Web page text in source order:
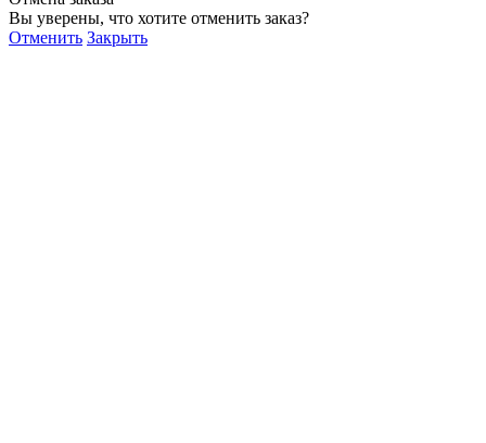
Вы уверены, что хотите отменить заказ?
Отменить Закрыть